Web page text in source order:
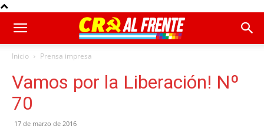
Inicio Prensa impresa
Vamos por la Liberación! Nº
70
17 de marzo de 2016